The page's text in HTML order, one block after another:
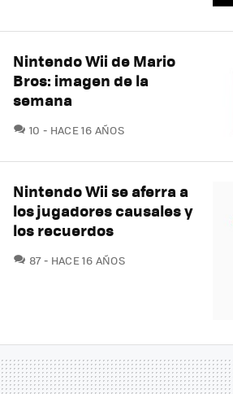
Nintendo Wii de Mario
Bros: imagen de la
semana
10 COMENTARIOS
HACE 16 AÑOS
Nintendo Wii se aferra a
los jugadores causales y
los recuerdos
87COMENTARIOS
HACE 16 AÑOS